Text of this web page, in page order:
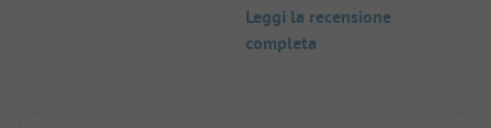
Leggi la recensione
completa